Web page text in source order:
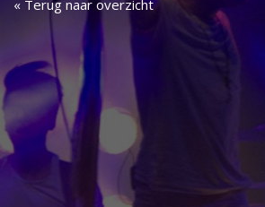
« Terug naar overzicht